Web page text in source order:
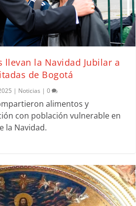
llevan la Navidad Jubilar a
de Bogotá
| Noticias |0
alimentos y
con población vulnerable en
la Navidad.